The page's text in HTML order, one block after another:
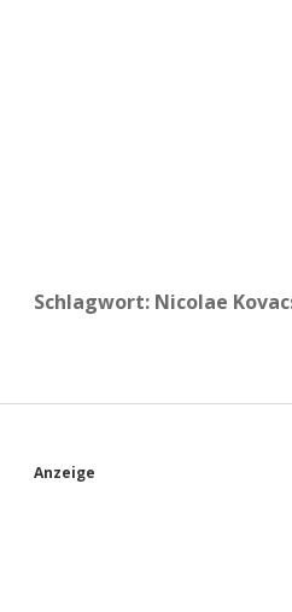
Schlagwort: Nicolae
S
Anzeige